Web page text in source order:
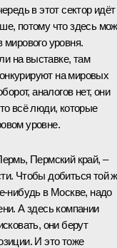
в этот сектор идёт
потому что здесь
мирового уровня.
на выставке, там
на мировых
аналогов нет, они
всё люди, которые
уровне.
Пермский край, –
Чтобы добиться той
нибудь в Москве, надо
А здесь компании
они берут
И это тоже